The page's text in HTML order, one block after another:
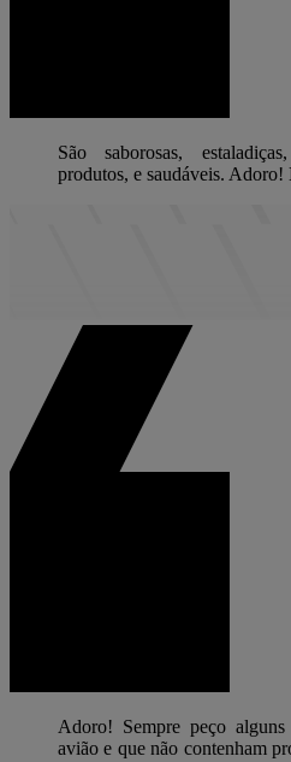
São saborosas,
produtos, e saudáveis. Adoro!
Adoro! Sempre peço
avião e que não contenham